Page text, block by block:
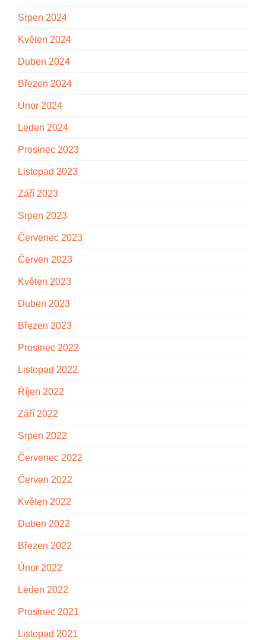
Srpen 2024
Květen 2024
Duben 2024
Březen 2024
Únor 2024
Leden 2024
Prosinec 2023
Listopad 2023
Září 2023
Srpen 2023
Červenec 2023
Červen 2023
Květen 2023
Duben 2023
Březen 2023
Prosinec 2022
Listopad 2022
Říjen 2022
Září 2022
Srpen 2022
Červenec 2022
Červen 2022
Květen 2022
Duben 2022
Březen 2022
Únor 2022
Leden 2022
Prosinec 2021
Listopad 2021